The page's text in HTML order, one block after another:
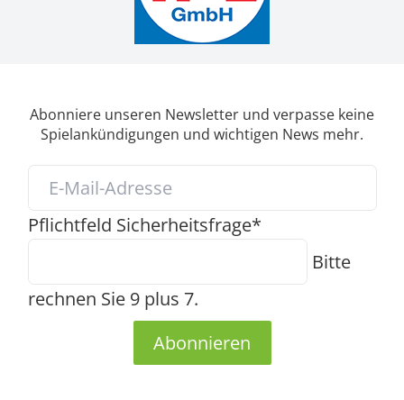
Abonniere unseren Newsletter und verpasse keine
Spielankündigungen und wichtigen News mehr.
Pflichtfeld Sicherheitsfrage*
Bitte
rechnen Sie 9 plus 7.
Abonnieren